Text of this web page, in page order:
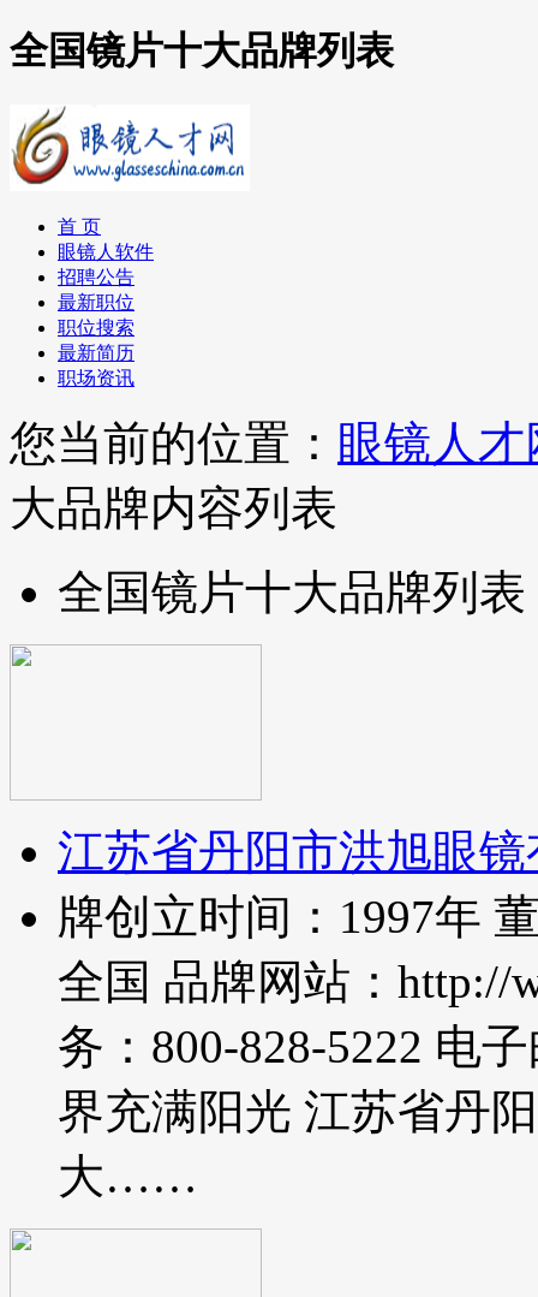
全国镜片十大品牌列表
首 页
眼镜人软件
招聘公告
最新职位
职位搜索
最新简历
职场资讯
您当前的位置： 眼镜人才
大品牌内容列表
全国镜片十大品牌列表
江苏省丹阳市洪旭眼
牌创立时间：1997年
全国 品牌网站：http://
务：800-828-5222 电
界充满阳光 江苏省丹
大……